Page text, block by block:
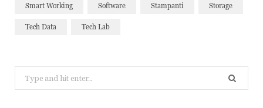
Smart Working Software Stampanti Storage
Tech Data Tech Lab
for: